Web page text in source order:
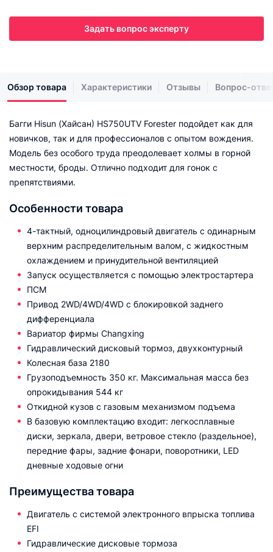
Задать вопрос эксперту
Обзор товара Характеристики Отзывы Вопрос-
Багги Hisun (Хайсан) HS750UTV Forester подойдет как для
новичков, так и для профессионалов с опытом вождения.
Модель без особого труда преодолевает холмы в горной
местности, броды. Отлично подходит для гонок с
препятствиями.
Особенности товара
4-тактный, одноцилиндровый двигатель с одинарным
верхним распределительным валом, с жидкостным
охлаждением и принудительной вентиляцией
Запуск осуществляется с помощью электростартера
ПСМ
Привод 2WD/4WD/4WD с блокировкой заднего
дифференциала
Вариатор фирмы Changxing
Гидравлический дисковый тормоз, двухконтурный
Колесная база 2180
Грузоподъемность 350 кг. Максимальная масса без
опрокидывания 544 кг
Откидной кузов с газовым механизмом подъема
В базовую комплектацию входит: легкосплавные
диски, зеркала, двери, ветровое стекло (раздельное),
передние фары, задние фонари, поворотники, LED
дневные ходовые огни
Преимущества товара
Двигатель с системой электронного впрыска топлива
EFI
Гидравлические дисковые тормоза